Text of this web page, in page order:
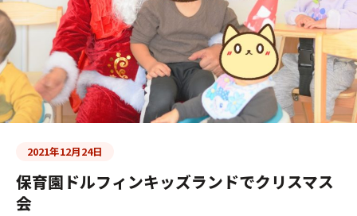
2021年12月24日
保育園ドルフィンキッズランドでクリスマス
会